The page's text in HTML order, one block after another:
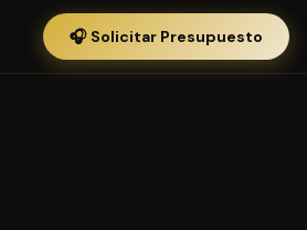
🎧 Solicitar Presupuesto